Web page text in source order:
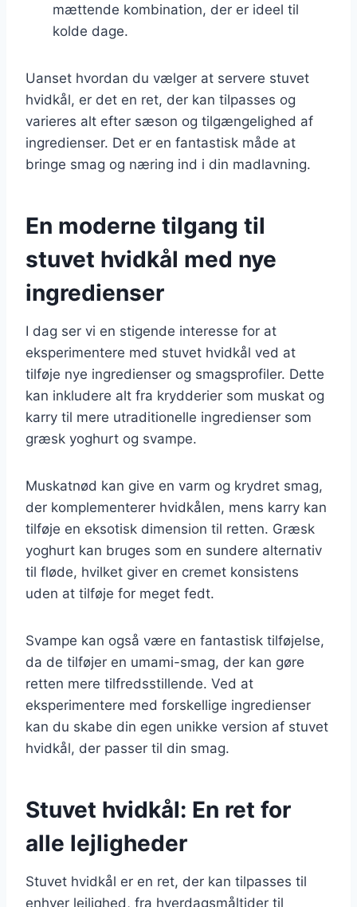
mættende kombination, der er ideel til
kolde dage.
Uanset hvordan du vælger at servere stuvet
hvidkål, er det en ret, der kan tilpasses og
varieres alt efter sæson og tilgængelighed af
ingredienser. Det er en fantastisk måde at
bringe smag og næring ind i din madlavning.
En moderne tilgang til
stuvet hvidkål med nye
ingredienser
I dag ser vi en stigende interesse for at
eksperimentere med stuvet hvidkål ved at
tilføje nye ingredienser og smagsprofiler. Dette
kan inkludere alt fra krydderier som muskat og
karry til mere utraditionelle ingredienser som
græsk yoghurt og svampe.
Muskatnød kan give en varm og krydret smag,
der komplementerer hvidkålen, mens karry kan
tilføje en eksotisk dimension til retten. Græsk
yoghurt kan bruges som en sundere alternativ
til fløde, hvilket giver en cremet konsistens
uden at tilføje for meget fedt.
Svampe kan også være en fantastisk tilføjelse,
da de tilføjer en umami-smag, der kan gøre
retten mere tilfredsstillende. Ved at
eksperimentere med forskellige ingredienser
kan du skabe din egen unikke version af stuvet
hvidkål, der passer til din smag.
Stuvet hvidkål: En ret for
alle lejligheder
Stuvet hvidkål er en ret, der kan tilpasses til
enhver lejlighed, fra hverdagsmåltider til